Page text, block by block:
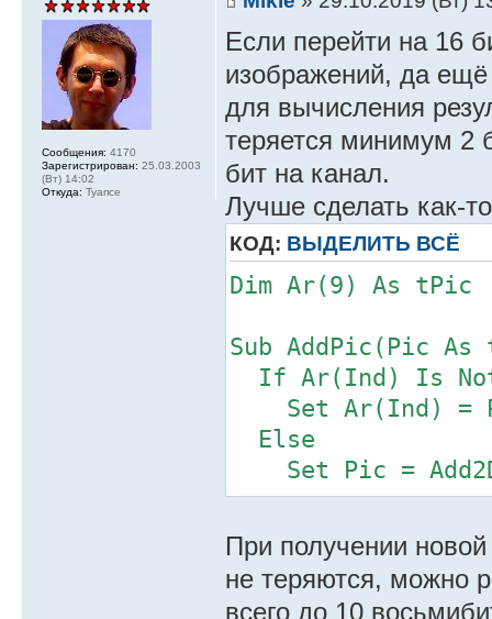
Сообщения: 4170
Зарегистрирован: 25.03.2003
(Вт) 14:02
Откуда: Туапсе
Если перейти на 16
изображений, да
для вычисления
теряется минимум 2
бит на канал.
Лучше сделать как-
КОД: ВЫДЕЛИТЬ ВСЁ
Dim Ar(9) As tPic
Sub AddPic(Pic
If Ar(Ind) Is
Set Ar(Ind) =
Else
Set Pic =
Set Ar(Ind) =
AddPic Pic,
End If
End Sub
При получении
не теряются, можно
всего до 10